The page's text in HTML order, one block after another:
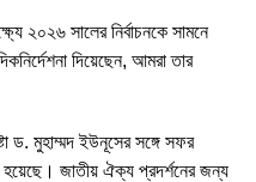
২০২৬ সালের নির্বাচনকে সামনে
দিয়েছেন, আমরা তার
ড. মুহাম্মদ ইউনূসের সঙ্গে সফর
জাতীয় ঐক্য প্রদর্শনের জন্য